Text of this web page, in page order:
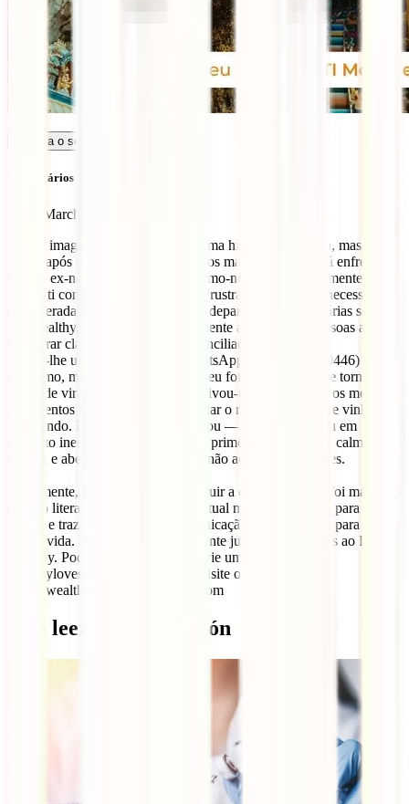
Calcula o seu seguro
Comentários (1)
March 10, 2026
Nunca imaginei que iria partilhar uma história como esta, mas os
meses após o meu término foram dos mais difíceis que já enfrentei.
O meu ex-namorado e eu distanciámo-nos tão repentinamente que
me senti completamente à deriva. Frustrada e com uma necessidade
desesperada de encerrar o assunto, deparei-me com histórias sobre o
Dr. Wealthy, cujos rituais supostamente ajudavam as pessoas a
encontrar clareza emocional e reconciliação.
Enviei-lhe uma mensagem no WhatsApp (+2348105150446) com
ceticismo, mas o que me surpreendeu foi como o ritual se tornou um
ponto de viragem para mim. Incentivou-me a confrontar os meus
sentimentos honestamente e a libertar o ressentimento que vinha
guardando. Em 4 DIAS, algo mudou — o meu ex entrou em
contacto inesperadamente. A nossa primeira conversa foi calma,
sincera e aberta de uma forma que não acontecia há meses.
Lentamente, começamos a reconstruir a confiança. Não foi magia no
sentido literal; foi o espaço que o ritual me proporcionou para curar,
refletir e trazer de volta uma comunicação mais saudável para a
minha vida. Hoje, estamos novamente juntos, tudo graças ao Dr.
Wealthy. Pode pedir-lhe ajuda. Envie um e-mail para
wealthylovespell@gmail.com ou visite o blog:
https://wealthylovespell.blogspot.com
Qué leer a continuación